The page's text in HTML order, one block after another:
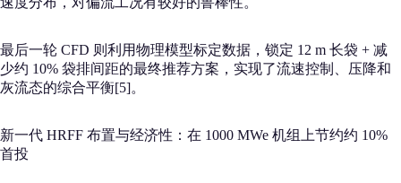
最后一轮 CFD 则利用物理模型标定数据，锁定 12 m 长袋 + 减
少约 10% 袋排间距的最终推荐方案，实现了流速控制、压降和
灰流态的综合平衡[5]。
新一代 HRFF 布置与经济性：在 1000 MWe 机组上节约约 10%
首投